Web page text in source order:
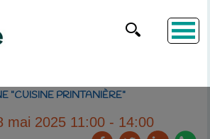
"CUISINE PRINTANIÈRE"
mai 2025 11:00 - 14:00